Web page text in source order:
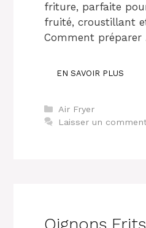
friture, parfaite
fruité, croustillant
Comment préparer
EN SAVOIR PLUS
Catégories
Air Fryer
Laisser un